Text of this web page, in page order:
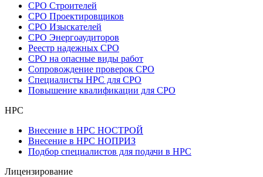
СРО Строителей
СРО Проектировщиков
СРО Изыскателей
СРО Энергоаудиторов
Реестр надежных СРО
СРО на опасные виды работ
Сопровождение проверок СРО
Специалисты НРС для СРО
Повышение квалификации для СРО
НРС
Внесение в НРС НОСТРОЙ
Внесение в НРС НОПРИЗ
Подбор специалистов для подачи в НРС
Лицензирование